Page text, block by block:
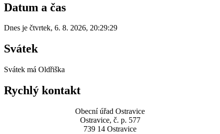
Datum a čas
Dnes je čtvrtek, 6. 8. 2026, 20:29:29
Svátek
Svátek má Oldřiška
Rychlý kontakt
Obecní úřad Ostravice
Ostravice, č. p. 577
739 14 Ostravice